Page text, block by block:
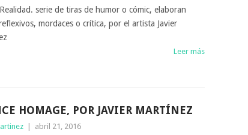
serie de tiras de humor o cómic, elaboran
mordaces o crítica, por el artista Javier
Leer más
HOMAGE, POR JAVIER MARTÍNEZ
| abril 21, 2016